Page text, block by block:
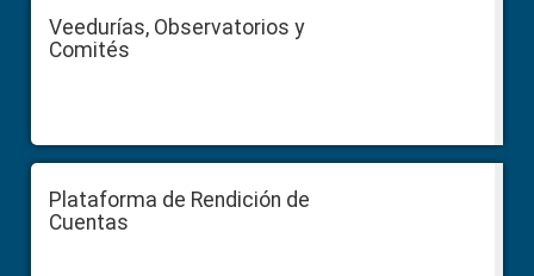
Veedurías, Observatorios y
Comités
Plataforma de Rendición de
Cuentas